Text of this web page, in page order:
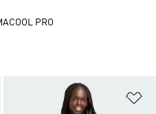
à la Liste de produits
PRO